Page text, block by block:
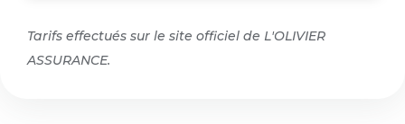
Tarifs effectués sur le site officiel de L'OLIVIER
ASSURANCE.